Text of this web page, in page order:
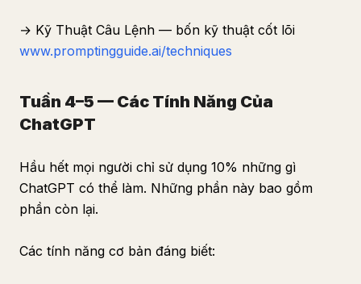
→ Kỹ Thuật Câu Lệnh — bốn kỹ thuật cốt lõi
www.promptingguide.ai/techniques
Tuần 4–5 — Các Tính Năng Của
ChatGPT
Hầu hết mọi người chỉ sử dụng 10% những gì
ChatGPT có thể làm. Những phần này bao gồm
phần còn lại.
Các tính năng cơ bản đáng biết: